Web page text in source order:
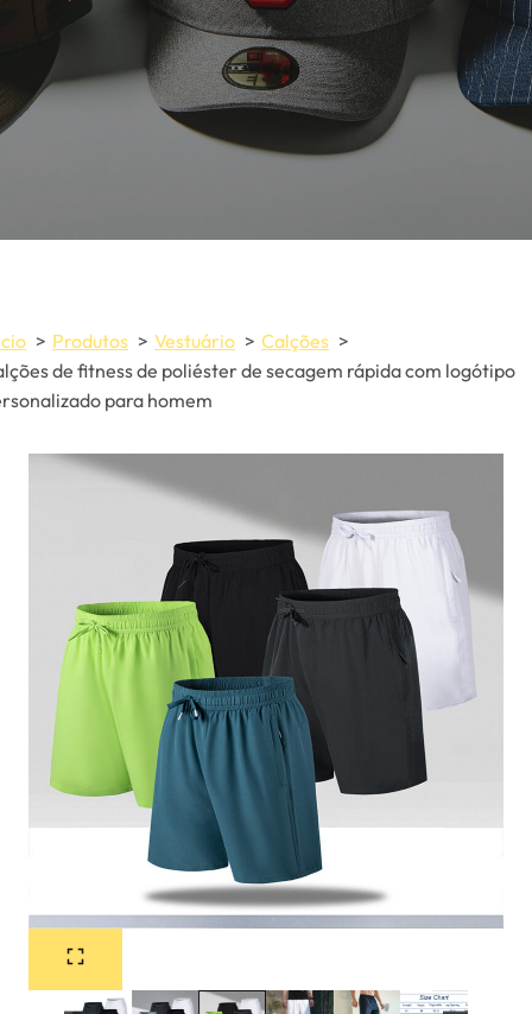
Produtos Vestuário
Calções
de fitness de poliéster de secagem rápida com logótipo
para homem